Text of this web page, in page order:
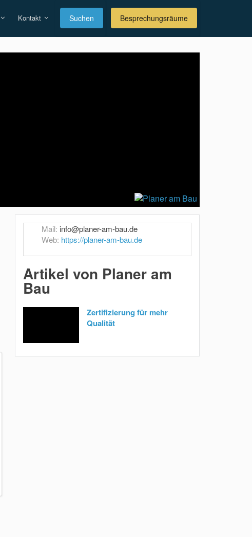
Kontakt Suchen Besprechungsräume
Mail: info@planer-am-bau.de
Web: https://planer-am-bau.de
Artikel von Planer am
Bau
Zertifizierung für mehr
Qualität